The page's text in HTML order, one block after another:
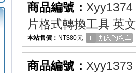
商品編號： Xyy1374
片格式轉換工具 英
本站售價： NT$80元
商品編號： Xyy1373